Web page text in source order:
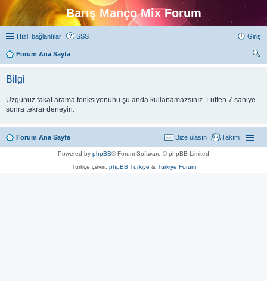
Barış Manço Mix Forum
Hızlı bağlantılar SSS Giriş
Forum Ana Sayfa
Bilgi
Üzgünüz fakat arama fonksiyonunu şu anda kullanamazsınız. Lütfen 7 saniye
sonra tekrar deneyin.
Forum Ana Sayfa Takım
Bize ulaşın
Powered by phpBB® Forum Software © phpBB Limited
Türkçe çeviri: phpBB Türkiye & Türkiye Forum